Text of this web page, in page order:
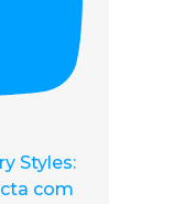
Styles:
com